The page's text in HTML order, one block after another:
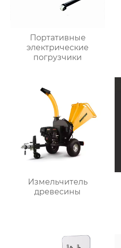
Портативные
электрические
погрузчики
Измельчитель
древесины